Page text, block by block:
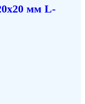
мм L-